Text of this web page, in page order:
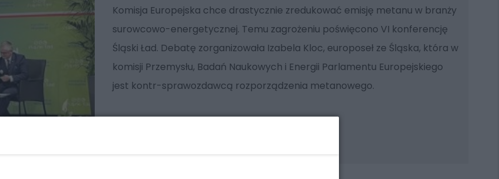
Komisja Europejska chce drastycznie zredukować emisję metanu w branży
surowcowo-energetycznej. Temu zagrożeniu poświęcono VI konferencję
Śląski Ład. Debatę zorganizowała Izabela Kloc, europoseł ze Śląska, która w
komisji Przemysłu, Badań Naukowych i Energii Parlamentu Europejskiego
jest kontr-sprawozdawcą rozporządzenia metanowego.